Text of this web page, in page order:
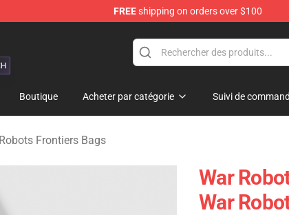
FREEshipping on orders over $100
Merchandise Store
Boutique Acheter par catégorie Suivi de
Frontiers Bags
War
War